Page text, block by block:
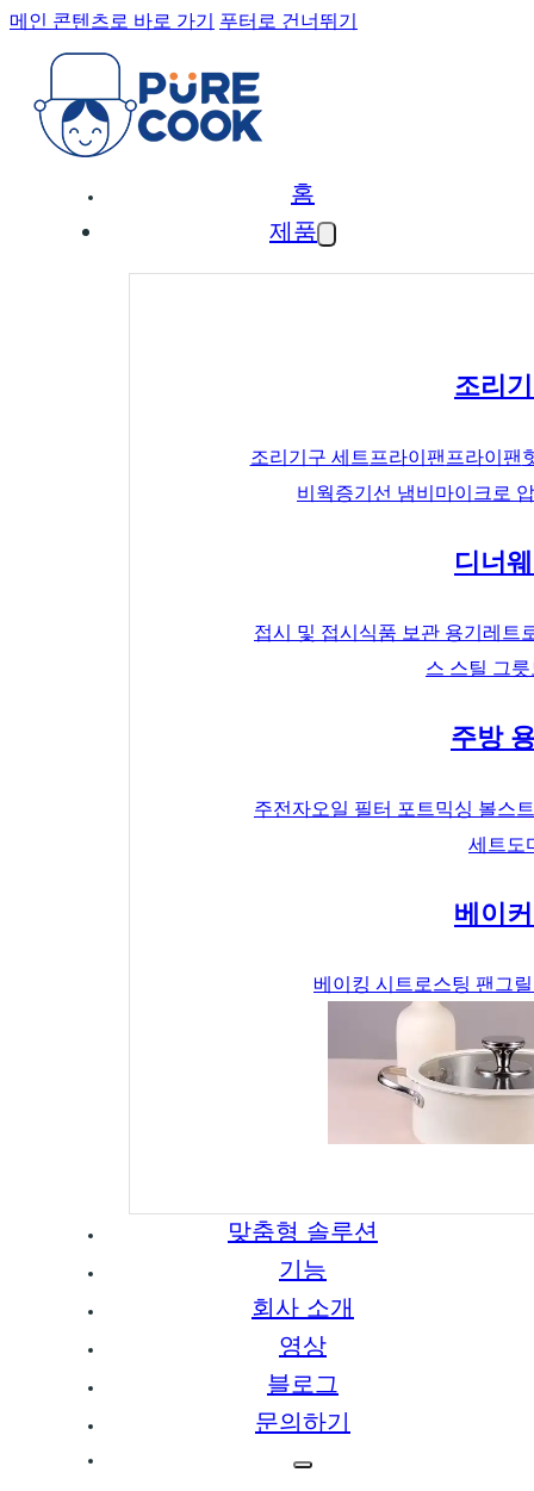
메인 콘텐츠로 바로 가기 푸터로 건너뛰기
홈
제품
조리
조리기구 세트 프라이팬 프라이팬
비 웍증기선 냄비 마이크로
디너
접시 및 접시 식품 보관 용기 레트
스 스틸 그릇
주방
주전자오일 필터 포트믹싱 볼스
세트 도
베이
베이킹 시트 로스팅 팬 그
맞춤형 솔루션
기능
회사 소개
영상
블로그
문의하기